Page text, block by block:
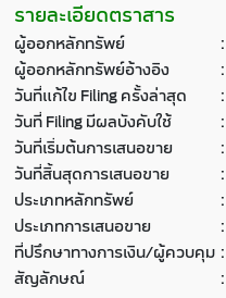
รายละเอียดตราสาร
ผู้ออกหลักทรัพย์ :
ผู้ออกหลักทรัพย์อ้างอิง
:
วันที่แก้ไข Filing ครั้งล่าสุด
:
วันที่ Filing มีผลบังคับใช้
:
วันที่เริ่มต้นการเสนอขาย
:
วันที่สิ้นสุดการเสนอขาย
:
ประเภทหลักทรัพย์
:
ประเภทการเสนอขาย
:
ที่ปรึกษาทางการเงิน/ผู้ควบคุม :
สัญลักษณ์
: